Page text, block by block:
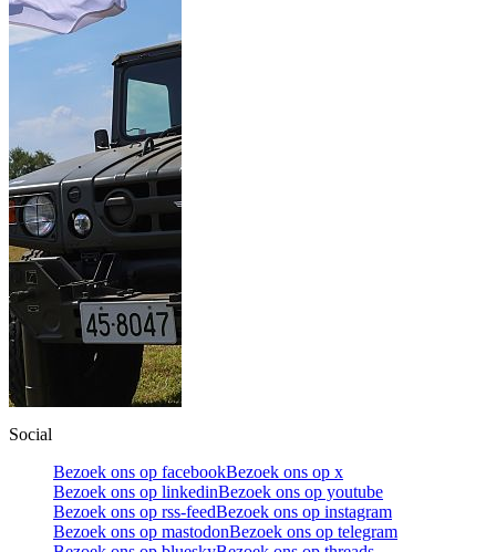
Social
Bezoek ons op facebookBezoek ons op x
Bezoek ons op linkedinBezoek ons op youtube
Bezoek ons op rss-feedBezoek ons op instagram
Bezoek ons op mastodonBezoek ons op telegram